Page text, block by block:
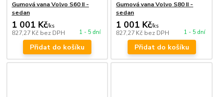
Gumová vana Volvo S60 II -
sedan
1 001 Kč/ks
827,27 Kč bez DPH 1 - 5 dní
Přidat do košíku
Gumová vana Volvo S80 II -
sedan
1 001 Kč/ks
827,27 Kč bez DPH 1 - 5 dní
Přidat do košíku